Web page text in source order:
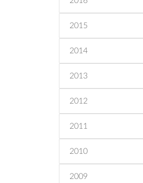
2015
2014
2013
2012
2011
2010
2009